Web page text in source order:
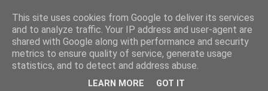
Fotos y Cosas
Miguel Sáenz de Santa María Elizalde
"Un blog es como un diario, pero sin candado".
This site uses cookies from Google to deliver its services
and to analyze traffic. Your IP address and user-agent are
shared with Google along with performance and security
metrics to ensure quality of service, generate usage
statistics, and to detect and address abuse.
LEARN MORE GOT IT